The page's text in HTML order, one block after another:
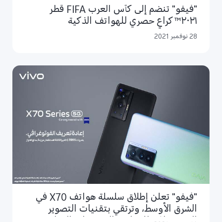
"فيفو" تنضم إلى كأس العرب FIFA قطر
٢٠٢١™ كراعٍ حصري للهواتف الذكية
28 نوفمبر 2021
"فيفو" تعلن إطلاق سلسلة هواتف X70 في
الشرق الأوسط، وترتقي بتقنيات التصوير